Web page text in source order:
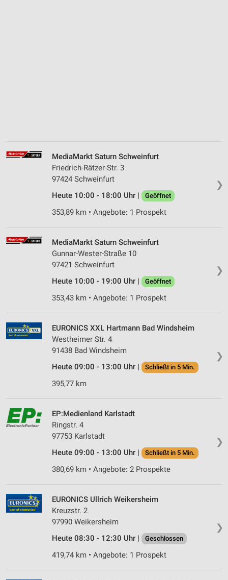
❯
MediaMarkt Saturn Schweinfurt
Friedrich-Rätzer-Str. 3
97424 Schweinfurt
Heute 10:00 - 18:00 Uhr |
Geöffnet
353,89 km • Angebote: 1 Prospekt
❯
MediaMarkt Saturn Schweinfurt
Gunnar-Wester-Straße 10
97421 Schweinfurt
Heute 10:00 - 19:00 Uhr |
Geöffnet
353,43 km • Angebote: 1 Prospekt
❯
EURONICS XXL Hartmann Bad Windsheim
Westheimer Str. 4
91438 Bad Windsheim
Heute 09:00 - 13:00 Uhr |
Schließt in 5 Min.
395,77 km
❯
EP:Medienland Karlstadt
Ringstr. 4
97753 Karlstadt
Heute 09:00 - 13:00 Uhr |
Schließt in 5 Min.
380,69 km • Angebote: 2 Prospekte
❯
EURONICS Ullrich Weikersheim
Kreuzstr. 2
97990 Weikersheim
Heute 08:30 - 12:30 Uhr |
Geschlossen
419,74 km • Angebote: 1 Prospekt